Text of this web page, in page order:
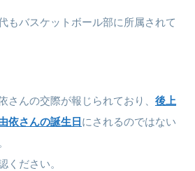
もバスケットボール部に所属されて
さんの交際が報じられており、 後上
依さんの誕生日 にされるのではない
ください。